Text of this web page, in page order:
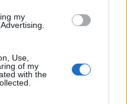
my
Use,
of my
with the
Pd